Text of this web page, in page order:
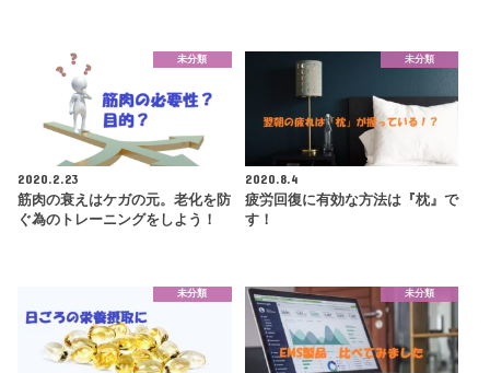
未分類
2020.2.23
筋肉の衰えはケガの元。老化を防
ぐ為のトレーニングをしよう！
未分類
2020.8.4
疲労回復に有効な方法は『枕』で
す！
未分類 未分類